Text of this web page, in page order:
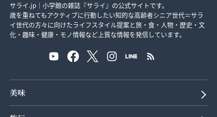
サライ.jp｜小学館の雑誌『サライ』の公式サイトです。
歳を重ねてもアクティブに行動したい知的な高齢者シニア世代＝サラ
イ世代の方々に向けたライフスタイル提案と旅・食・人物・歴史・文
化・趣味・健康・モノ情報など上質な情報を発信しています。
美味